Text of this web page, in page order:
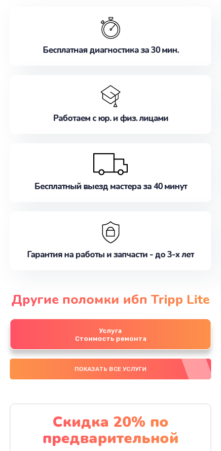
Бесплатная диагностика за 30 мин.
Работаем с юр. и физ. лицами
Бесплатный выезд мастера за 40 минут
Гарантия на работы и запчасти - до 3-х лет
Другие поломки ибп Tripp Lite
Услуга
Стоимость ремонта
ПОКАЗАТЬ ВСЕ УСЛУГИ
Скидка 20% по
предварительной